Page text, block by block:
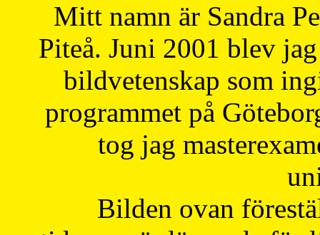
Mitt namn är Sandra
Piteå. Juni 2001 blev
bildvetenskap som
programmet på
tog jag
Bilden ovan